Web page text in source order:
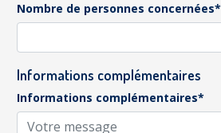
Nombre de personnes concernées*
Informations complémentaires
Informations complémentaires*